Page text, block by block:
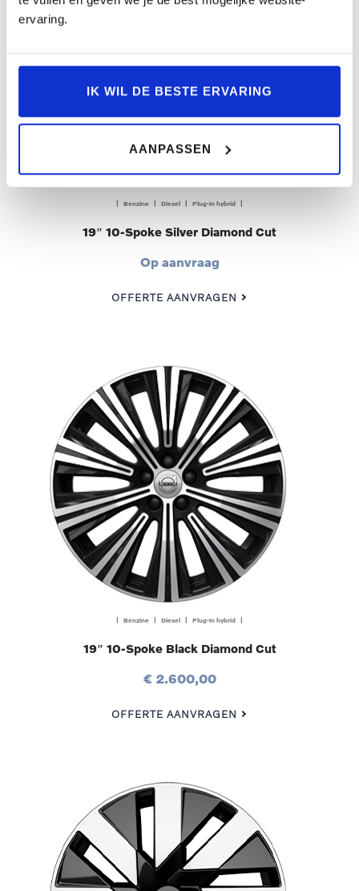
ervaring.
IK WIL DE BESTE ERVARING
AANPASSEN
| Benzine | Diesel | Plug-in hybrid |
19″ 10-Spoke Silver Diamond Cut
Op aanvraag
OFFERTE AANVRAGEN
| Benzine | Diesel | Plug-in hybrid |
19″ 10-Spoke Black Diamond Cut
€ 2.600,00
OFFERTE AANVRAGEN